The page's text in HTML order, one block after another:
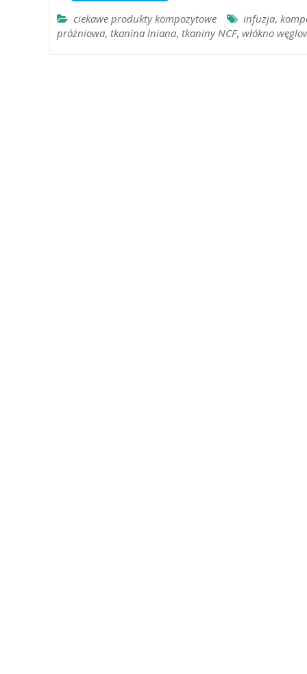
ciekawe produkty kompozytowe infuzja,
próżniowa, tkanina lniana, tkaniny NCF, włókno